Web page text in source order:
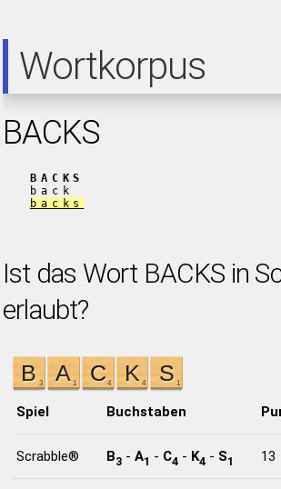
Wortkorpus
BACKS
BACKS
back
backs
Ist das Wort BACKS in
erlaubt?
Spiel Buchstaben
Scrabble® B3- A1 - C4 - K4 - S1 13